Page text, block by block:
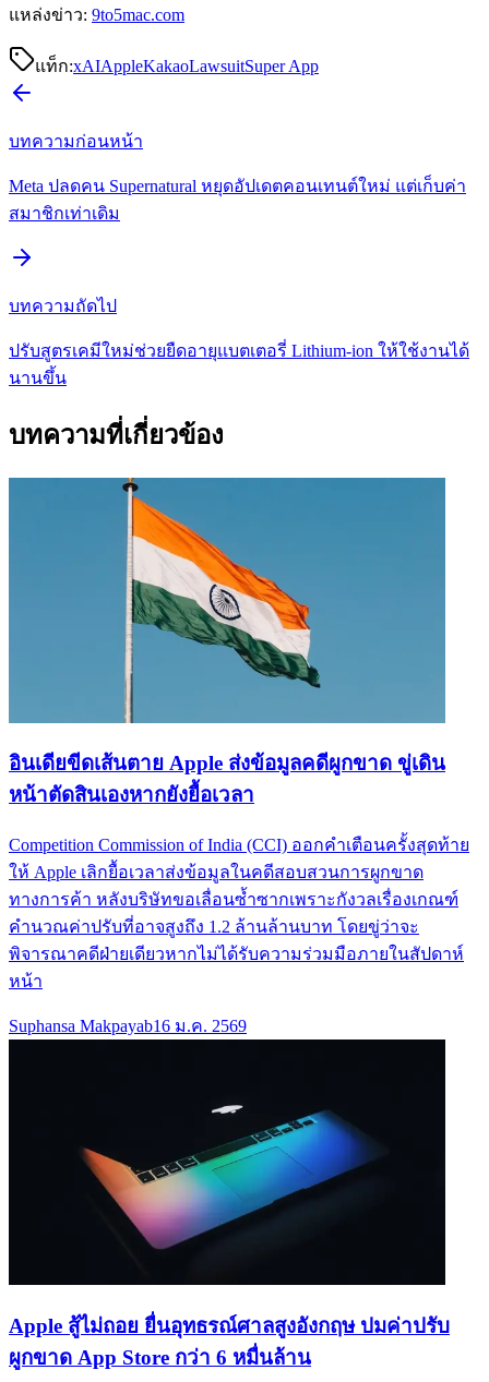
แหล่งข่าว: 9to5mac.com
แท็ก:xAIAppleKakaoLawsuitSuper App
บทความก่อนหน้า
Meta ปลดคน Supernatural หยุดอัปเดตคอนเทนต์ใหม่ แต่เก็บค่า
สมาชิกเท่าเดิม
บทความถัดไป
ปรับสูตรเคมีใหม่ช่วยยืดอายุแบตเตอรี่ Lithium-ion ให้ใช้งานได้
นานขึ้น
บทความที่เกี่ยวข้อง
อินเดียขีดเส้นตาย Apple ส่งข้อมูลคดีผูกขาด ขู่เดิน
หน้าตัดสินเองหากยังยื้อเวลา
Competition Commission of India (CCI) ออกคำเตือนครั้งสุดท้าย
ให้ Apple เลิกยื้อเวลาส่งข้อมูลในคดีสอบสวนการผูกขาด
ทางการค้า หลังบริษัทขอเลื่อนซ้ำซากเพราะกังวลเรื่องเกณฑ์
คำนวณค่าปรับที่อาจสูงถึง 1.2 ล้านล้านบาท โดยขู่ว่าจะ
พิจารณาคดีฝ่ายเดียวหากไม่ได้รับความร่วมมือภายในสัปดาห์
หน้า
Suphansa Makpayab16 ม.ค. 2569
Apple สู้ไม่ถอย ยื่นอุทธรณ์ศาลสูงอังกฤษ ปมค่าปรับ
ผูกขาด App Store กว่า 6 หมื่นล้าน